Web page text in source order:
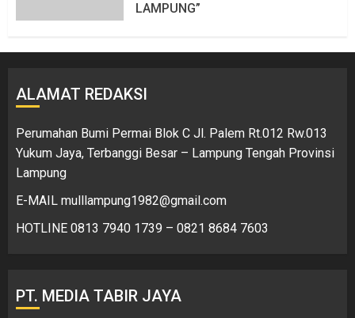
LAMPUNG”
ALAMAT REDAKSI
Perumahan Bumi Permai Blok C Jl. Palem Rt.012 Rw.013
Yukum Jaya, Terbanggi Besar – Lampung Tengah Provinsi
Lampung
E-MAIL mulllampung1982@gmail.com
HOTLINE 0813 7940 1739 – 0821 8684 7603
PT. MEDIA TABIR JAYA